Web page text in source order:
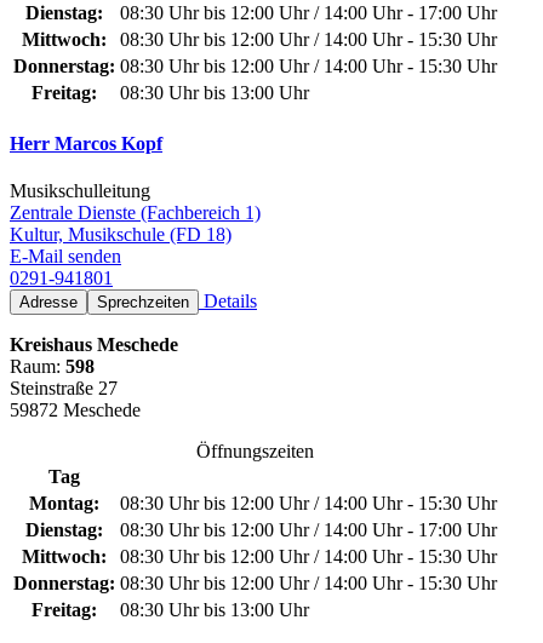
Dienstag:
08:30 Uhr bis 12:00 Uhr / 14:00 Uhr - 17:00 Uhr
Mittwoch:
08:30 Uhr bis 12:00 Uhr / 14:00 Uhr - 15:30 Uhr
Donnerstag: 08:30 Uhr bis 12:00 Uhr / 14:00 Uhr - 15:30 Uhr
Freitag:
08:30 Uhr bis 13:00 Uhr
Herr Marcos Kopf
Musikschulleitung
Zentrale Dienste (Fachbereich 1)
Kultur, Musikschule (FD 18)
E-Mail senden
0291-941801
Adresse Sprechzeiten Details
Kreishaus Meschede
Raum: 598
Steinstraße 27
59872 Meschede
Öffnungszeiten
Tag
Montag:
08:30 Uhr bis 12:00 Uhr / 14:00 Uhr - 15:30 Uhr
Dienstag:
08:30 Uhr bis 12:00 Uhr / 14:00 Uhr - 17:00 Uhr
Mittwoch:
08:30 Uhr bis 12:00 Uhr / 14:00 Uhr - 15:30 Uhr
Donnerstag: 08:30 Uhr bis 12:00 Uhr / 14:00 Uhr - 15:30 Uhr
Freitag:
08:30 Uhr bis 13:00 Uhr